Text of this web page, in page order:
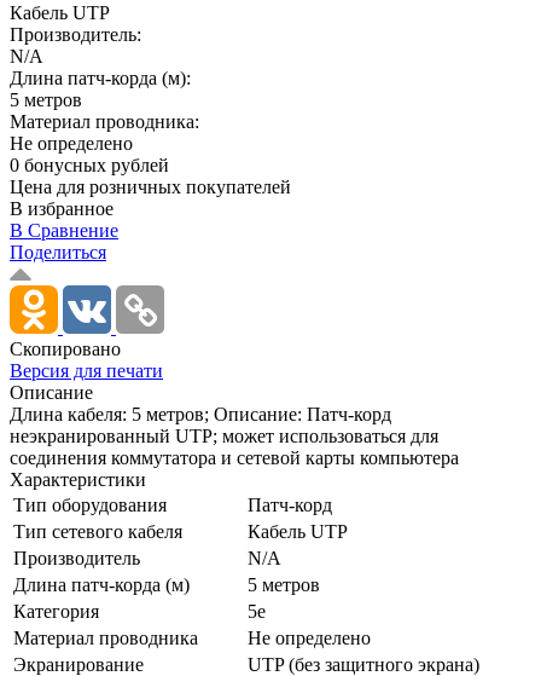
Кабель UTP
Производитель:
N/A
Длина патч-корда (м):
5 метров
Материал проводника:
Не определено
0 бонусных рублей
Цена для розничных покупателей
В избранное
В Сравнение
Поделиться
Скопировано
Версия для печати
Описание
Длина кабеля: 5 метров; Описание: Патч-корд
неэкранированный UTP; может использоваться для
соединения коммутатора и сетевой карты компьютера
Характеристики
Тип оборудования
Патч-корд
Тип сетевого кабеля
Кабель UTP
Производитель
N/­A
Длина патч-корда (м)
5 метров
Категория
5e
Материал проводника
Не определено
Экранирование
UTP (без защитного экрана)